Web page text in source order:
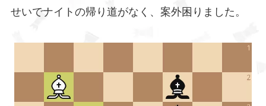
せいでナイトの帰り道がなく、案外困りました。